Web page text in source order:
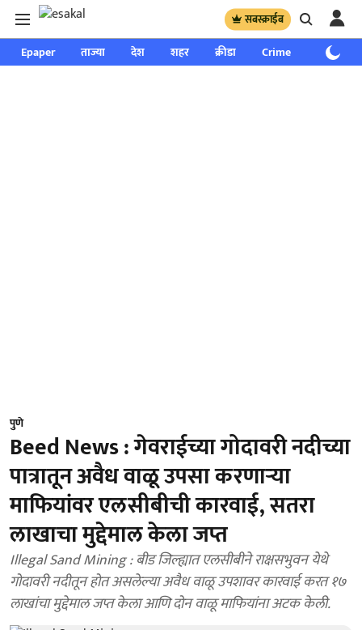
सबस्क्राईब
Epaper ताज्या देश शहर क्रीडा Crime साप्ताहिक
पुणे
Beed News : गेवराईच्या गोदावरी नदीच्या
पात्रातून अवैध वाळू उपसा करणाऱ्या
माफियांवर एलसीबीची कारवाई, सतरा
लाखाचा मुद्देमाल केला जप्त
Illegal Sand Mining : बीड जिल्ह्यात एलसीबीने राक्षसभुवन येथे
गोदावरी नदीतून होत असलेल्या अवैध वाळू उपशावर कारवाई करत १७
लाखांचा मुद्देमाल जप्त केला आणि दोन वाळू माफियांना अटक केली.